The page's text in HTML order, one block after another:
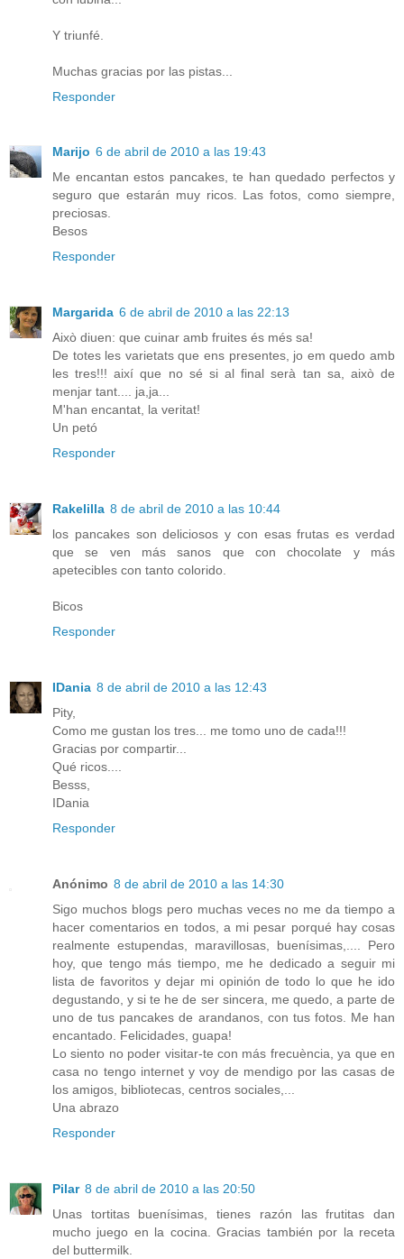
Y triunfé.
Muchas gracias por las pistas...
Responder
Marijo 6 de abril de 2010 a las 19:43
Me encantan estos pancakes, te han quedado perfectos y
seguro que estarán muy ricos. Las fotos, como siempre,
preciosas.
Besos
Responder
Margarida 6 de abril de 2010 a las 22:13
Això diuen: que cuinar amb fruites és més sa!
De totes les varietats que ens presentes, jo em quedo amb
les tres!!! així que no sé si al final serà tan sa, això de
menjar tant.... ja,ja...
M'han encantat, la veritat!
Un petó
Responder
Rakelilla 8 de abril de 2010 a las 10:44
los pancakes son deliciosos y con esas frutas es verdad
que se ven más sanos que con chocolate y más
apetecibles con tanto colorido.
Bicos
Responder
IDania 8 de abril de 2010 a las 12:43
Pity,
Como me gustan los tres... me tomo uno de cada!!!
Gracias por compartir...
Qué ricos....
Besss,
IDania
Responder
Anónimo 8 de abril de 2010 a las 14:30
Sigo muchos blogs pero muchas veces no me da tiempo a
hacer comentarios en todos, a mi pesar porqué hay cosas
realmente estupendas, maravillosas, buenísimas,.... Pero
hoy, que tengo más tiempo, me he dedicado a seguir mi
lista de favoritos y dejar mi opinión de todo lo que he ido
degustando, y si te he de ser sincera, me quedo, a parte de
uno de tus pancakes de arandanos, con tus fotos. Me han
encantado. Felicidades, guapa!
Lo siento no poder visitar-te con más frecuència, ya que en
casa no tengo internet y voy de mendigo por las casas de
los amigos, bibliotecas, centros sociales,...
Una abrazo
Responder
Pilar 8 de abril de 2010 a las 20:50
Unas tortitas buenísimas, tienes razón las frutitas dan
mucho juego en la cocina. Gracias también por la receta
del buttermilk.